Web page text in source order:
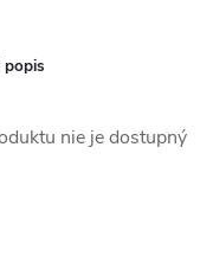
nie je dostupný